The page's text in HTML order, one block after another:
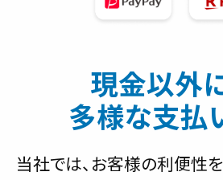
現金以外
多様な支払
当社では、お客様の利便性